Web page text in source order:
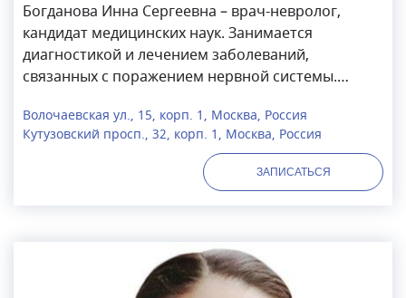
Богданова Инна Сергеевна – врач-невролог,
кандидат медицинских наук. Занимается
диагностикой и лечением заболеваний,
связанных с поражением нервной системы.
курс лечения, контролирует эффективность
терапии. Консультирует о методах профилактики
и правилах предотвращения рецидива болезней.
Член Всероссийского общества неврологов,
лекторской группы Российского
межрегионального общества по изучению боли,
Волочаевская ул., 15, корп. 1, Москва, Россия
Кутузовский просп., 32, корп. 1, Москва, Россия
ЗАПИСАТЬСЯ